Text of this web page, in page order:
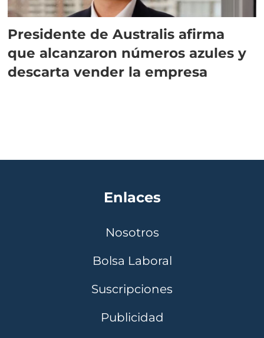
Presidente de Australis afirma
que alcanzaron números azules y
descarta vender la empresa
Enlaces
Nosotros
Bolsa Laboral
Suscripciones
Publicidad